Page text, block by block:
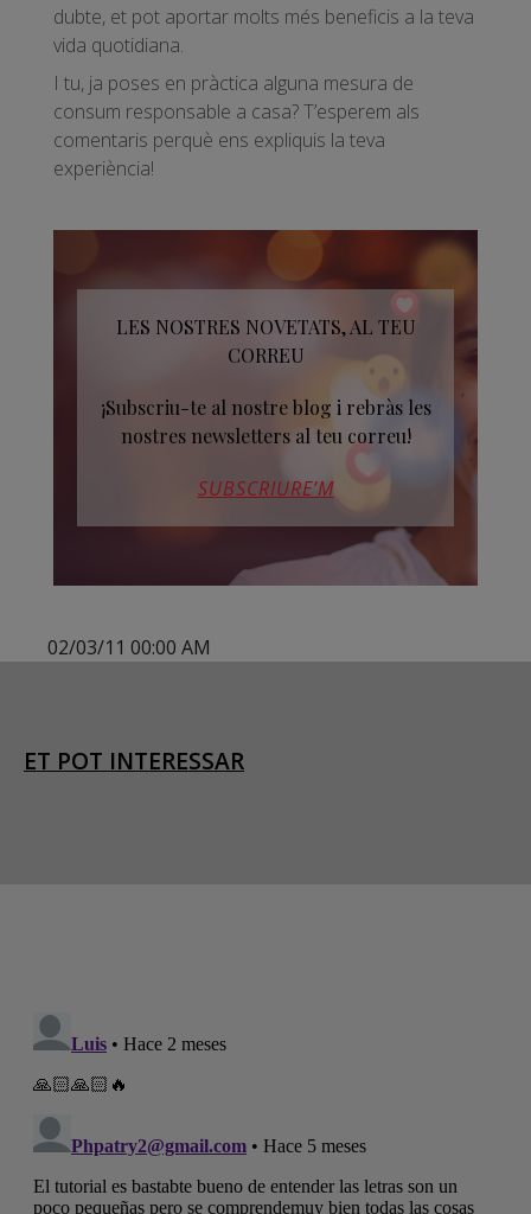
dubte, et pot aportar molts més beneficis a la teva
vida quotidiana.
I tu, ja poses en pràctica alguna mesura de
consum responsable a casa? T’esperem als
comentaris perquè ens expliquis la teva
experiència!
LES NOSTRES NOVETATS, AL TEU
CORREU
¡Subscriu-te al nostre blog i rebràs les
nostres newsletters al teu correu!
SUBSCRIURE’M
02/03/11 00:00 AM
ET POT INTERESSAR